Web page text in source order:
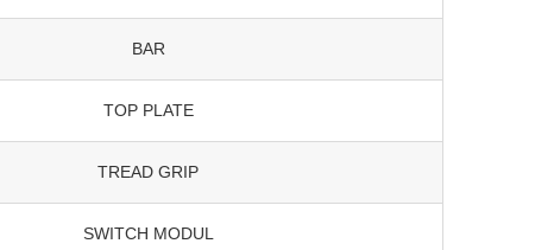
BAR
TOP PLATE
TREAD GRIP
SWITCH MODUL